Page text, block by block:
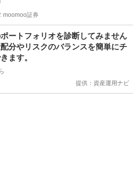
moomoo証券
ートフォリオを診断してみません
分やリスクのバランスを簡単にチ
ます。
提供：資産運用ナビ